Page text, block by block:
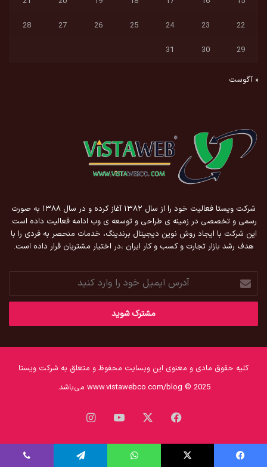
22
23
24
25
26
27
28
29
30
31
« آگوست
شرکت ویستا فعالیت خود را از سال ۱۳۸۲ آغاز کرده و در سال ۱۳۸۸ به صورت
رسمی و تخصصی در زمینه ی طراحی و توسعه ی وب ادامه فعالیت داده است.
این شرکت با ایجاد روش نوین دیجیتال برندینگ، خدمات منحصر به فردی را با
هدف رشد بازار تجارت و کسب و کار ایران ،در اختیار مشتریان قرار داده است.
آدرس
ایمیل
خود
وارد
کلیه حقوق مادی و معنوی این وبسایت محفوظ و متعلق به شرکت ویستا
www.vistawebco.com/blog © 2025 می‌باشد.
فیس
بوک
یوتیوب